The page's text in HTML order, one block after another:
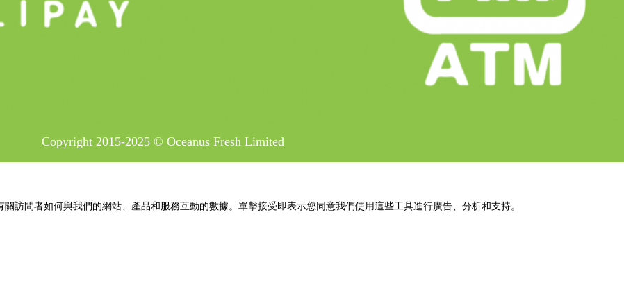
Copyright 2015-2025 © Oceanus Fresh Limited
訪問者如何與我們的網站、產品和服務互動的數據。單擊接受即表示您同意我們使用這些工具進行廣告、分析和支持。